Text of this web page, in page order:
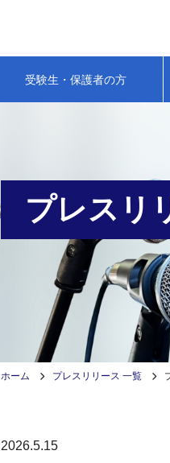
受験生・保護者の方
プレスリ
ホーム プレスリリース 一覧
2026.5.15